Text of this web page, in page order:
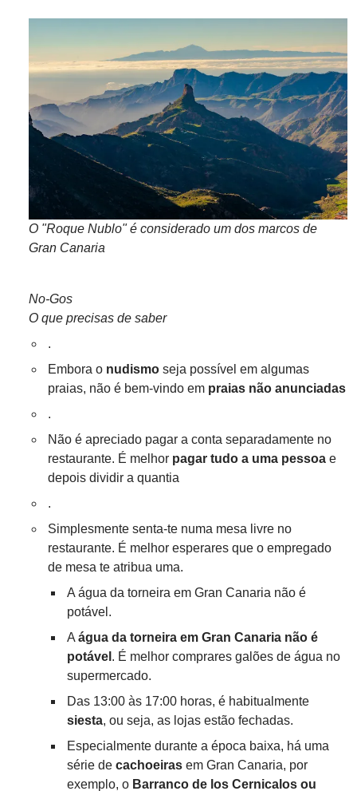
O "Roque Nublo" é considerado um dos marcos de
Gran Canaria
No-Gos
O que precisas de saber
.
Embora o nudismo seja possível em algumas
praias, não é bem-vindo em praias não anunciadas
.
Não é apreciado pagar a conta separadamente no
restaurante. É melhor pagar tudo a uma pessoa e
depois dividir a quantia
.
Simplesmente senta-te numa mesa livre no
restaurante. É melhor esperares que o empregado
de mesa te atribua uma.
A água da torneira em Gran Canaria não é
potável.
A água da torneira em Gran Canaria não é
potável . É melhor comprares galões de água no
supermercado.
Das 13:00 às 17:00 horas, é habitualmente
siesta, ou seja, as lojas estão fechadas.
Especialmente durante a época baixa, há uma
série de cachoeiras em Gran Canaria, por
exemplo, o Barranco de los Cernicalos ou